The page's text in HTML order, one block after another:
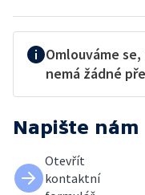
Omlouváme
nemá žádné
Napište nám
Otevřít
kontaktní